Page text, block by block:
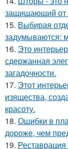
защищающий от
15. Выбирая
задумываются:
16. Это
сдержанная
загадочности.
17. Этот
изящества,
красоту.
18. Ошибки в
дороже, чем
19.